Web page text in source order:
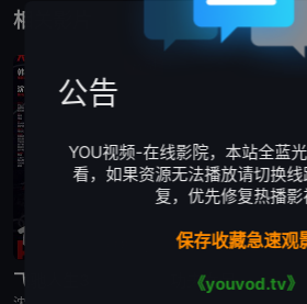
相关影片
飞驰人生3
更新TC
功夫女足
公告
YOU视频-在线影院，本站全蓝
看，如果资源无法播放请切换
复，优先修复热播影
保存收藏急速观
《youvod.tv》